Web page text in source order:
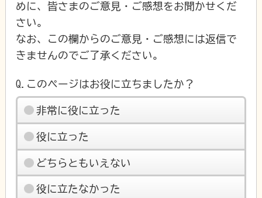
めに、皆さまのご意見・ご感想をお聞かせくだ
さい。
なお、この欄からのご意見・ご感想には返信で
きませんのでご了承ください。
Q.このページはお役に立ちましたか？
非常に役に立った
役に立った
どちらともいえない
役に立たなかった